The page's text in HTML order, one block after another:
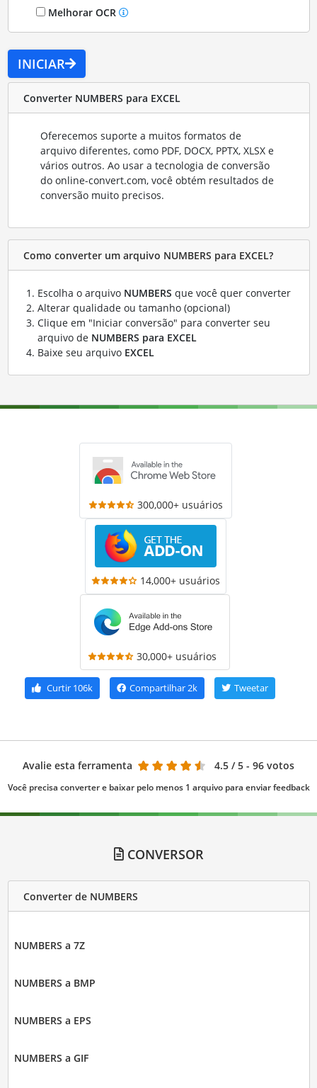
Melhorar OCR
INICIAR
Converter NUMBERS para EXCEL
Oferecemos suporte a muitos formatos de
arquivo diferentes, como PDF, DOCX, PPTX, XLSX e
vários outros. Ao usar a tecnologia de conversão
do online-convert.com, você obtém resultados de
conversão muito precisos.
Como converter um arquivo NUMBERS para EXCEL?
Escolha o arquivo NUMBERS que você quer converter
Alterar qualidade ou tamanho (opcional)
Clique em "Iniciar conversão" para converter seu
arquivo de NUMBERS para EXCEL
Baixe seu arquivo EXCEL
300,000+ usuários
14,000+ usuários
30,000+ usuários
Curtir 106k Compartilhar2k Tweetar
Avalie esta ferramenta 4.5 / 5 - 96 votos
Você precisa converter e baixar pelo menos 1 arquivo para enviar feedback
CONVERSOR
Converter de NUMBERS
NUMBERS a 7Z
NUMBERS a BMP
NUMBERS a EPS
NUMBERS a GIF